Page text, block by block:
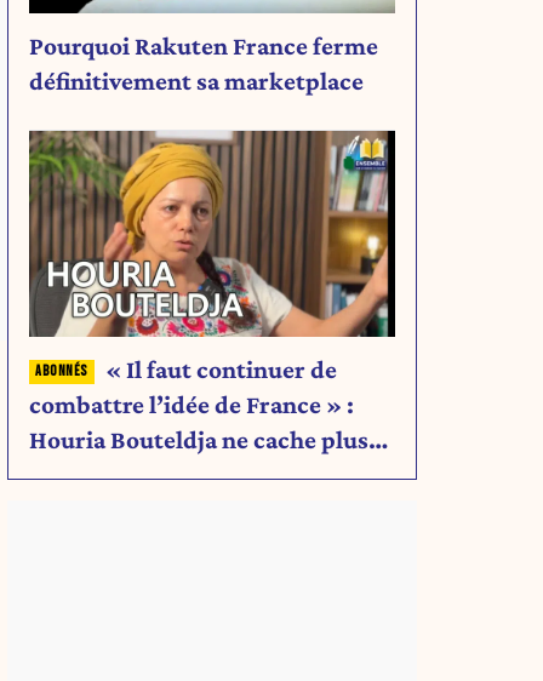
Pourquoi Rakuten France ferme
définitivement sa marketplace
« Il faut continuer de
combattre l’idée de France » :
Houria Bouteldja ne cache plus
rien de son projet